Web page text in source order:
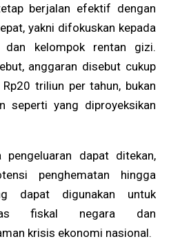
berjalan efektif dengan
yakni difokuskan kepada
dan kelompok rentan gizi.
anggaran disebut cukup
triliun per tahun, bukan
seperti yang diproyeksikan
pengeluaran dapat ditekan,
penghematan hingga
dapat digunakan untuk
fiskal negara dan
krisis ekonomi nasional.